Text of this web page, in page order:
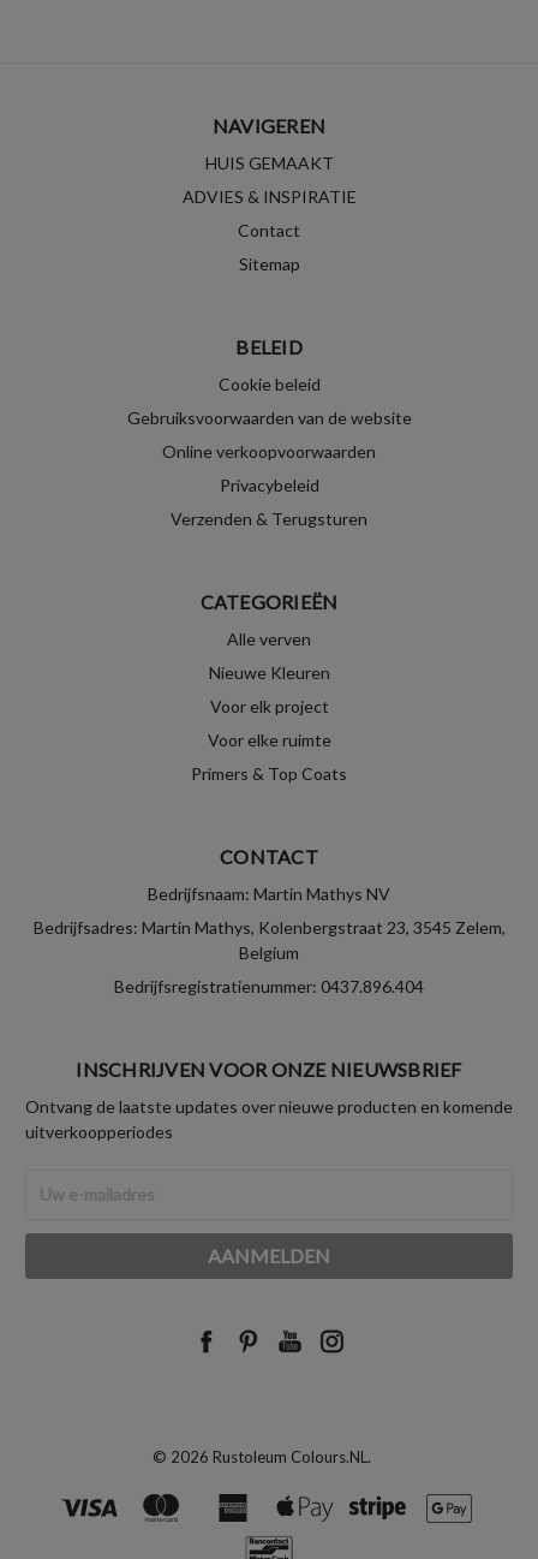
NAVIGEREN
HUIS GEMAAKT
ADVIES & INSPIRATIE
Contact
Sitemap
BELEID
Cookie beleid
Gebruiksvoorwaarden van de website
Online verkoopvoorwaarden
Privacybeleid
Verzenden & Terugsturen
CATEGORIEËN
Alle verven
Nieuwe Kleuren
Voor elk project
Voor elke ruimte
Primers & Top Coats
CONTACT
Bedrijfsnaam: Martin Mathys NV
Bedrijfsadres: Martin Mathys, Kolenbergstraat 23, 3545 Zelem,
Belgium
Bedrijfsregistratienummer: 0437.896.404
INSCHRIJVEN VOOR ONZE NIEUWSBRIEF
Ontvang de laatste updates over nieuwe producten en komende
uitverkoopperiodes
mailadres
© 2026 Rustoleum Colours.NL.